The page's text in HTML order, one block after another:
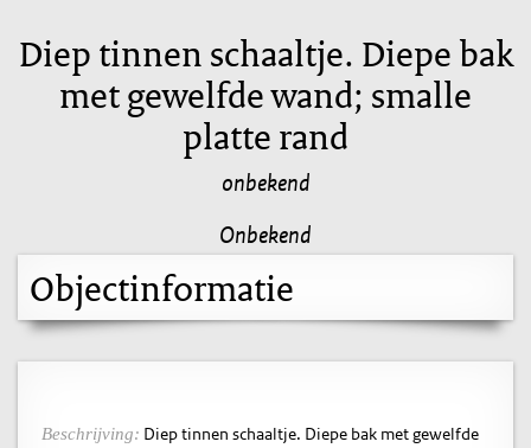
Diep tinnen schaaltje. Diepe bak
met gewelfde wand; smalle
platte rand
onbekend
Onbekend
Objectinformatie
Beschrijving: Diep tinnen schaaltje. Diepe bak met gewelfde